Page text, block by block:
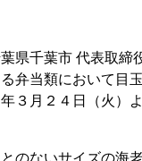
県千葉市 代表取締
弁当類において目
３月２４日（火）
のないサイズの海